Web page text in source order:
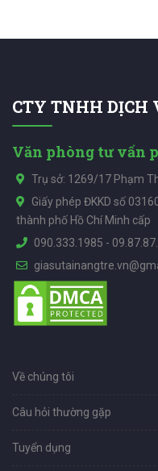
CTY TNHH DỊCH
Văn phòng tư vấn
Trụ sở: 1269/17 Phạm
Giấy phép ĐKKD số
thành phố Hồ Chí Minh cấp
090.333.1985 -
Về chúng tôi
Câu hỏi thường gặp
Tuyển dụng